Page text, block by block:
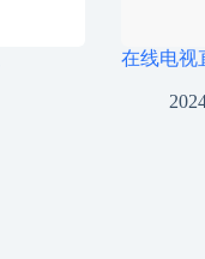
在线电视